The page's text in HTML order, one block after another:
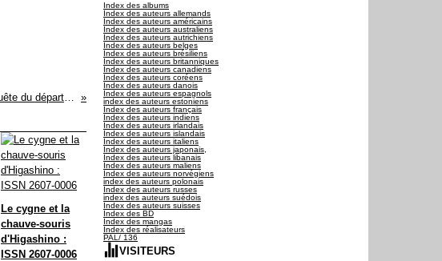
Selfies, La septième enquête du département V, Jussi Adler-Olsen : ISSN 2607-0006
Le cygne et la
chauve-souris
d'Higashino :
ISSN 2607-0006
Index des albums
Index des auteurs allemands
Index des auteurs américains
Index des auteurs australiens
Index des auteurs autrichiens
Index des auteurs belges
Index des auteurs brésiliens
Index des auteurs britanniques
Index des auteurs canadiens
Index des auteurs coréens
Index des auteurs danois
Index des auteurs espagnols
index des auteurs estoniens
Index des auteurs français
Index des auteurs indiens
Index des auteurs irlandais
Index des auteurs islandais
Index des auteurs italiens
Index des auteurs japonais,
Index des auteurs libanais
Index des auteurs maliens
Index des auteurs norvégiens
index des auteurs polonais
Index des auteurs russes
index des auteurs suédois
Index des auteurs suisses
Index des BD
Index des mangas
Index des réalisateurs
PAL/ 136
VISITEURS